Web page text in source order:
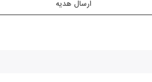
ارسال هدیه